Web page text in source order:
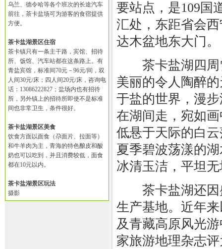
乌兰、德令哈等各个班次的长途汽车
前往，茶卡盐场可为游客的食宿提供
方便。
茶卡盐湖景区住宿
茶卡镇只有一条主干路，宾馆、招待
所、饭馆、汽车站都在这条路上。有
青盐宾馆，标准间70元－96元/间，双
人间30元/床；四人间20元/床，咨询电
话：13086222827；盐场内也有招待
所，另外镇上的招待所即使不是标准
间也非常卫生，条件很好。
茶卡盐湖景区美食
饮食方面以面食（尕面片、拉面等）
和牛羊肉为主，青海的特色酿皮和酸
奶也可以吃到，并且消费较低，面食
都在10元以内。
茶卡盐湖景区玩法
摄影
要站点，是109国
汇处，东距省会
达木盆地东大门。
茶卡盐湖四周
美丽的令人陶醉
于盐的世界，漫
在湖间走，宛如
低悬于天际的白
夏季碧波荡漾的
冰清玉洁，平坦
茶卡盐湖还因
生产基地。近年
及青藏高原风光
家旅游地理杂志